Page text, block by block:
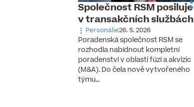
Společnost RSM posiluje
v transakčních službách
Personálie26. 5. 2026
Poradenská společnost RSM se
rozhodla nabídnout kompletní
poradenství v oblasti fúzí a akvizic
(M&A). Do čela nově vytvořeného
týmu…